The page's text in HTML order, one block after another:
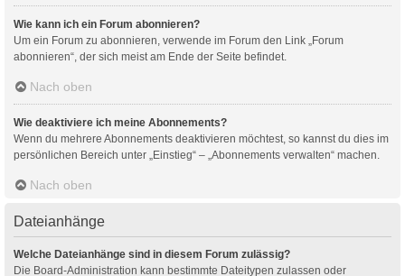
Wie kann ich ein Forum abonnieren?
Um ein Forum zu abonnieren, verwende im Forum den Link „Forum
abonnieren“, der sich meist am Ende der Seite befindet.
Nach oben
Wie deaktiviere ich meine Abonnements?
Wenn du mehrere Abonnements deaktivieren möchtest, so kannst du dies im
persönlichen Bereich unter „Einstieg“ – „Abonnements verwalten“ machen.
Nach oben
Dateianhänge
Welche Dateianhänge sind in diesem Forum zulässig?
Die Board-Administration kann bestimmte Dateitypen zulassen oder